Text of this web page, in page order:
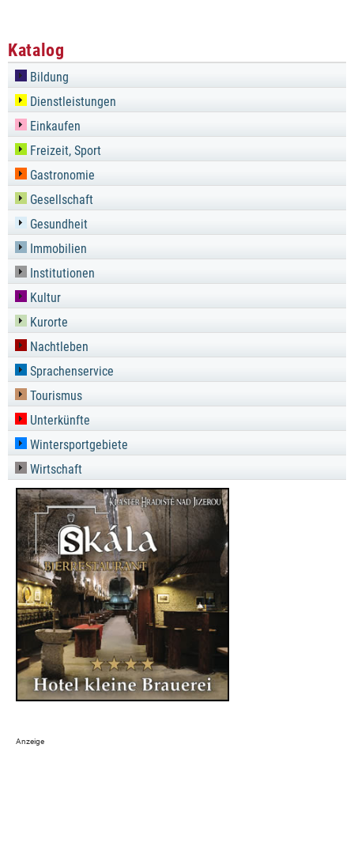
Katalog
Bildung
Dienstleistungen
Einkaufen
Freizeit, Sport
Gastronomie
Gesellschaft
Gesundheit
Immobilien
Institutionen
Kultur
Kurorte
Nachtleben
Sprachenservice
Tourismus
Unterkünfte
Wintersportgebiete
Wirtschaft